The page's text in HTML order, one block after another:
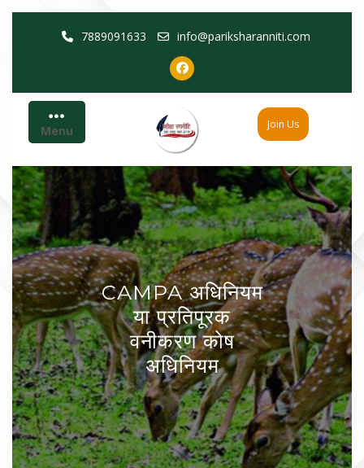
7889091633 info@pariksharanniti.com
Menu Join Us
CAMPA अधिनियम
या प्रतिपूरक
वनीकरण कोष
अधिनियम